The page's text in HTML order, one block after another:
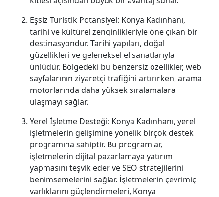
Eşsiz Turistik Potansiyel: Konya Kadınhanı,
tarihi ve kültürel zenginlikleriyle öne çıkan bir
destinasyondur. Tarihi yapıları, doğal
güzellikleri ve geleneksel el sanatlarıyla
ünlüdür. Bölgedeki bu benzersiz özellikler, web
sayfalarının ziyaretçi trafiğini artırırken, arama
motorlarında daha yüksek sıralamalara
ulaşmayı sağlar.
Yerel İşletme Desteği: Konya Kadınhanı, yerel
işletmelerin gelişimine yönelik birçok destek
programına sahiptir. Bu programlar,
işletmelerin dijital pazarlamaya yatırım
yapmasını teşvik eder ve SEO stratejilerini
benimsemelerini sağlar. İşletmelerin çevrimiçi
varlıklarını güçlendirmeleri, Konya